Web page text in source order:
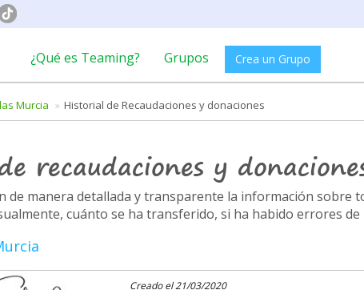
¿Qué es Teaming? Grupos Crea un Grupo
Murcia Historial de Recaudaciones y donaciones
recaudaciones y
de manera detallada y transparente la información sobre
cuánto se ha transferido, si ha habido errores de
Creado el 21/03/2020